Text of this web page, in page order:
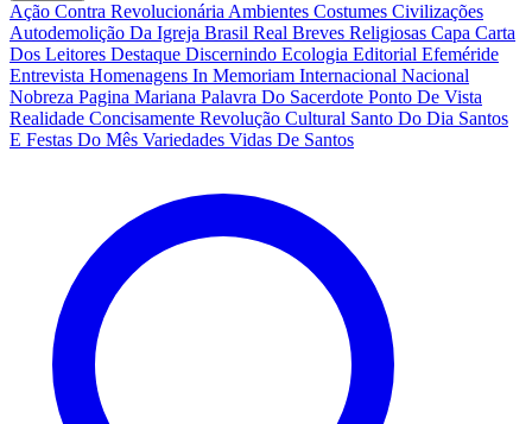
Ação Contra Revolucionária Ambientes Costumes Civilizações
Autodemolição Da Igreja Brasil Real Breves Religiosas Capa Carta
Dos Leitores Destaque Discernindo Ecologia Editorial Efeméride
Entrevista Homenagens In Memoriam Internacional Nacional
Nobreza Pagina Mariana Palavra Do Sacerdote Ponto De Vista
Realidade Concisamente Revolução Cultural Santo Do Dia Santos
E Festas Do Mês Variedades Vidas De Santos